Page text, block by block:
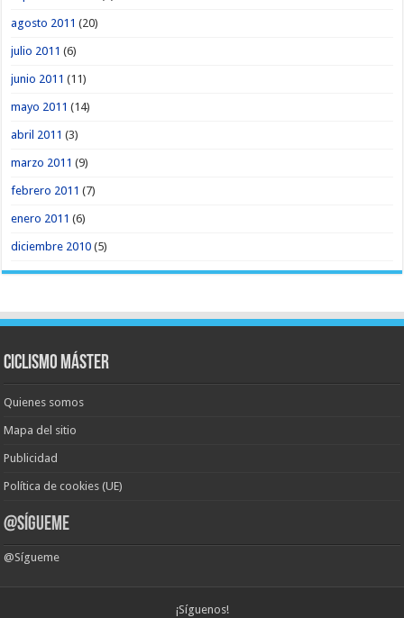
agosto 2011 (20)
julio 2011 (6)
junio 2011 (11)
mayo 2011 (14)
abril 2011 (3)
marzo 2011 (9)
febrero 2011 (7)
enero 2011 (6)
diciembre 2010 (5)
Ciclismo Máster
Quienes somos
Mapa del sitio
Publicidad
Política de cookies (UE)
@Sígueme
@Sígueme
¡Síguenos!